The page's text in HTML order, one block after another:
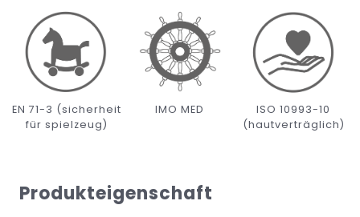
EN 71-3 (sicherheit
für spielzeug)
IMO MED
ISO 10993-10
(hautverträglich)
Produkteigenschaft